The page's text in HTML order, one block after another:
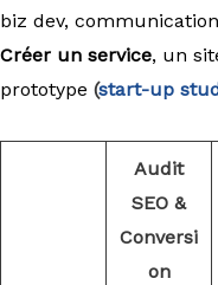
biz dev, communication
Créer un service, un
prototype (start-up
Audit
SEO &
Conversi
on